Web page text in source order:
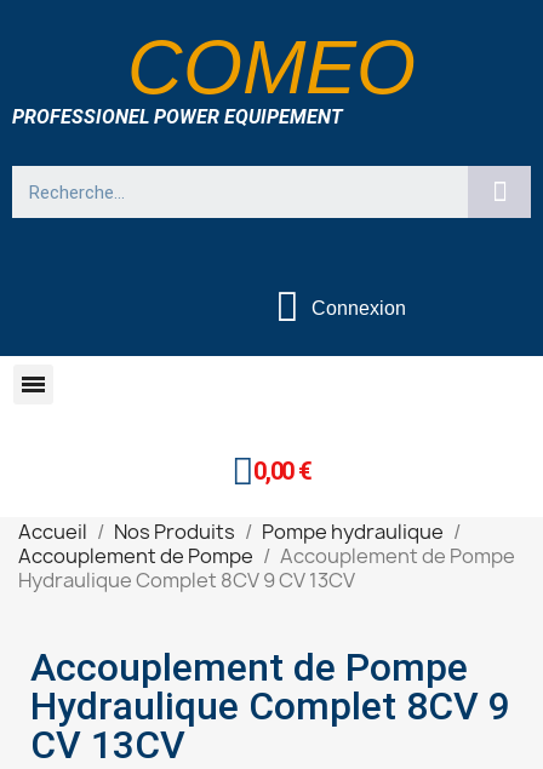
COMEO
PROFESSIONEL POWER EQUIPEMENT
Connexion
0,00 €
Accueil Nos Produits
Pompe hydraulique
Accouplement de Pompe
Accouplement de Pompe
Hydraulique Complet 8CV 9 CV 13CV
Accouplement de Pompe
Hydraulique Complet 8CV 9
CV 13CV